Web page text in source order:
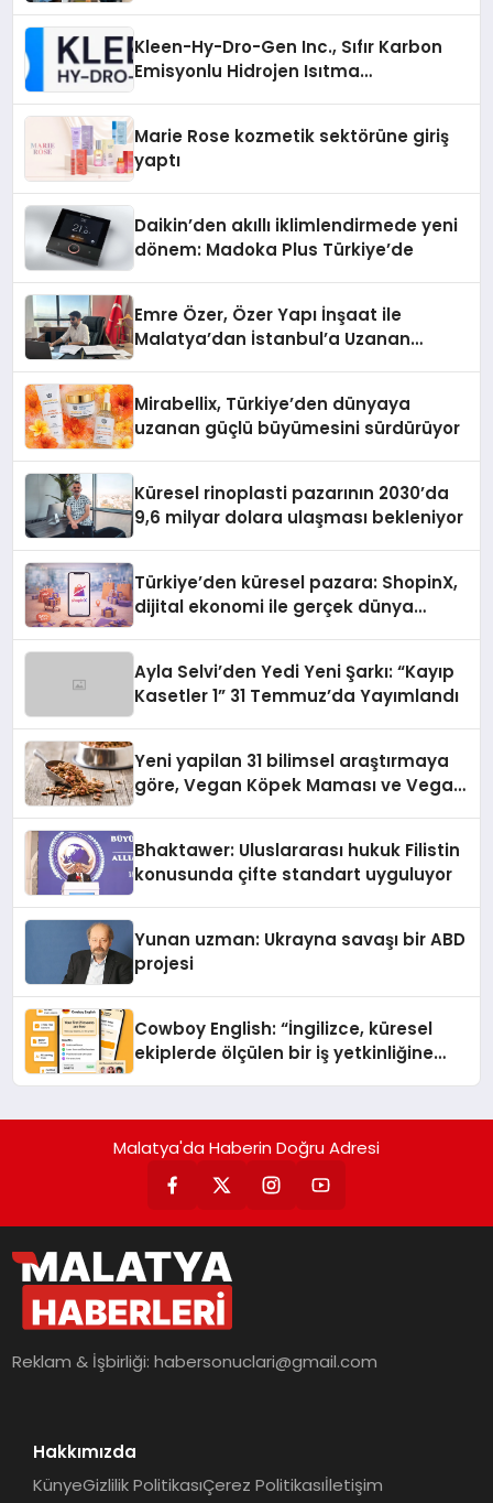
Kleen-Hy-Dro-Gen Inc., Sıfır Karbon
Emisyonlu Hidrojen Isıtma
Marie Rose kozmetik sektörüne giriş
yaptı
Daikin’den akıllı iklimlendirmede yeni
dönem: Madoka Plus Türkiye’de
Emre Özer, Özer Yapı İnşaat ile
Malatya’dan İstanbul’a Uzanan
Mirabellix, Türkiye’den dünyaya
uzanan güçlü büyümesini sürdürüyor
Küresel rinoplasti pazarının 2030’da
9,6 milyar dolara ulaşması bekleniyor
Türkiye’den küresel pazara: ShopinX,
dijital ekonomi ile gerçek dünya
Ayla Selvi’den Yedi Yeni Şarkı: “Kayıp
Kasetler 1” 31 Temmuz’da Yayımlandı
Yeni yapilan 31 bilimsel araştırmaya
göre, Vegan Köpek Maması ve Vegan
Bhaktawer: Uluslararası hukuk Filistin
konusunda çifte standart uyguluyor
Yunan uzman: Ukrayna savaşı bir ABD
projesi
Cowboy English: “İngilizce, küresel
ekiplerde ölçülen bir iş yetkinliğine
Malatya'da Haberin Doğru Adresi
Reklam & İşbirliği:habersonuclari@gmail.com
Hakkımızda
KünyeGizlilik PolitikasıÇerez Politikasıİletişim